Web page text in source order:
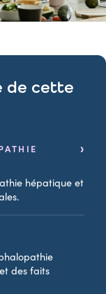
de cette
hépatique et
des faits